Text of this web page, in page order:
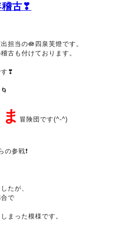
稽古❣
担当の🪷四泉芙燈です。
古も付けております。
す❣
冒険団です(^-^)
参戦❗
たが、
で
まった模様です。